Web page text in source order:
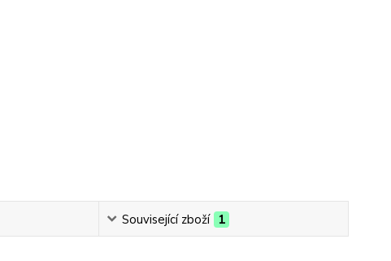
Související zboží 1